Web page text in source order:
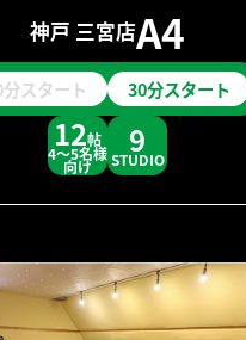
園店
バンドスタジオはこちら
神戸 三宮店A4
スタート 30分スタート
12帖
4～5名様
向け
9
STUDIO